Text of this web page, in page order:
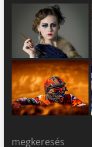
megkeresés